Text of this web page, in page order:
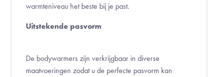
warmteniveau het beste bij je past.
Uitstekende pasvorm
De bodywarmers zijn verkrijgbaar in diverse
maatvoeringen zodat u de perfecte pasvorm kan